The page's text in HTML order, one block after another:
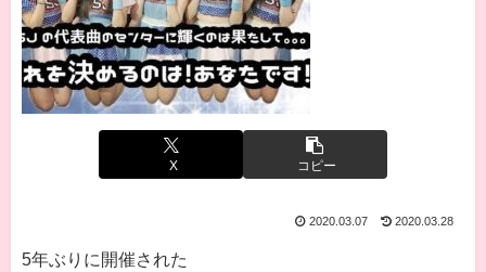
X コピー
2020.03.07 2020.03.28
5年ぶりに開催された